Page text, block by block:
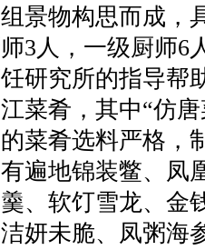
景物构思而成，
3人，一级厨师6
研究所的指导帮
菜肴，其中“仿
菜肴选料严格，
遍地锦装鳖、凤
、软饤雪龙、金
妍未脆、凤粥海